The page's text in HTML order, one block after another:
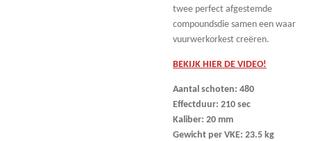
twee perfect afgestemde
compoundsdie samen een waar
vuurwerkorkest creëren.
BEKIJK HIER DE VIDEO!
Aantal schoten: 480
Effectduur: 210 sec
Kaliber: 20 mm
Gewicht per VKE: 23.5 kg